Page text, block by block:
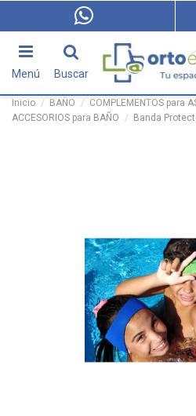
Menú Buscar
Inicio BAÑO COMPLEMENTOS para
ACCESORIOS para BAÑO
Banda